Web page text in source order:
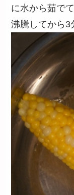
に水から茹で
沸騰してから3